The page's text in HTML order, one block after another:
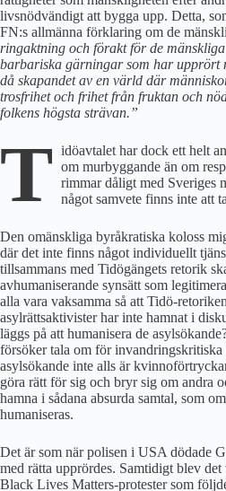
livsnödvändigt att bygga upp. Detta,
FN:s allmänna förklaring om de
ringaktning och förakt för de
barbariska gärningar som har upprört
då skapandet av en värld där
trosfrihet och frihet från fruktan och
folkens högsta strävan.”
T idöavtalet har dock ett helt
om murbyggande än om
rimmar dåligt med Sveriges
något samvete finns inte att
Den omänskliga byråkratiska koloss
där det inte finns något individuellt
tillsammans med Tidögängets retorik
avhumaniserande synsätt som
alla vara vaksamma så att Tidö-
asylrättsaktivister har inte hamnat i
läggs på att humanisera de
försöker tala om för invandringskritiska
asylsökande inte alls är
göra rätt för sig och bryr sig om andra
hamna i sådana absurda samtal, som
humaniseras.
Det är som när polisen i USA dödade
med rätta upprördes. Samtidigt blev
Black Lives Matters-protester som